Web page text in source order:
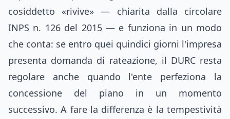
cosiddetto «rivive» — chiarita dalla circolare
INPS n. 126 del 2015 — e funziona in un modo
che conta: se entro quei quindici giorni l'impresa
presenta domanda di rateazione, il DURC resta
regolare anche quando l'ente perfeziona la
concessione del piano in un momento
successivo. A fare la differenza è la tempestività